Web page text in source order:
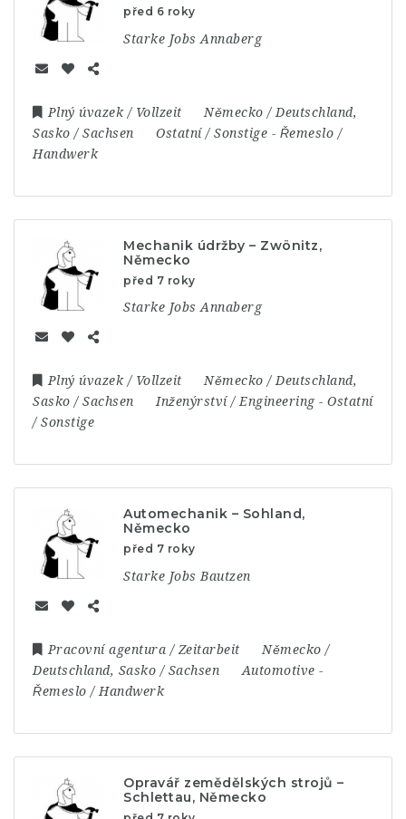
před 6 roky
Starke Jobs Annaberg
Plný úvazek / Vollzeit Německo / Deutschland,
Sasko / Sachsen
Ostatní / Sonstige - Řemeslo /
Handwerk
Mechanik údržby – Zwönitz,
Německo
před 7 roky
Starke Jobs Annaberg
Plný úvazek / Vollzeit Německo / Deutschland,
Sasko / Sachsen
Inženýrství / Engineering- Ostatní
/ Sonstige
Automechanik – Sohland,
Německo
před 7 roky
Starke Jobs Bautzen
Pracovní agentura / Zeitarbeit
Německo /
Deutschland, Sasko / Sachsen Automotive -
Řemeslo / Handwerk
Opravář zemědělských strojů –
Schlettau, Německo